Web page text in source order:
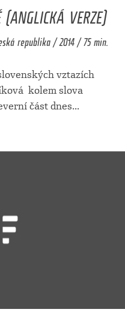
VERZE)
republika / 2014 / 75 min.
vztazích
kolem slova
část dnes...